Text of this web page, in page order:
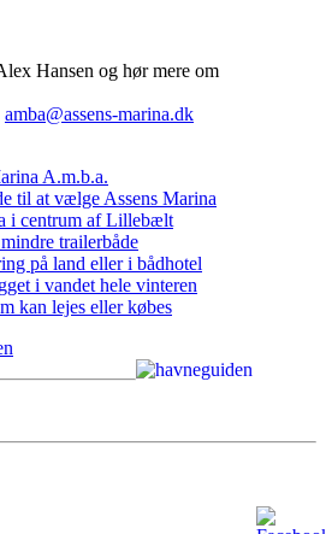
Hansen og hør mere om
amba@assens-marina.dk
A.m.b.a.
til at vælge Assens Marina
i centrum af Lillebælt
trailerbåde
på land eller i bådhotel
i vandet hele vinteren
kan lejes eller købes